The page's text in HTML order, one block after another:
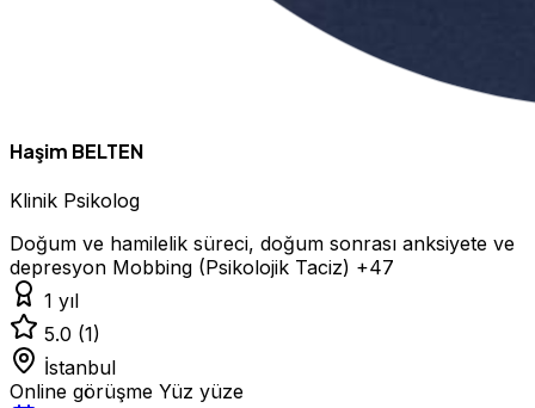
Haşim BELTEN
Klinik Psikolog
Doğum ve hamilelik süreci, doğum sonrası anksiyete ve
depresyon Mobbing (Psikolojik Taciz) +47
1 yıl
5.0 (1)
İstanbul
Online görüşme Yüz yüze